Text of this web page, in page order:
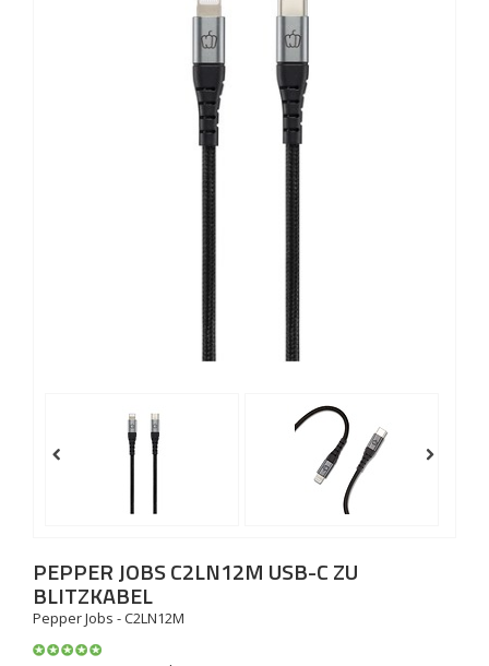
PEPPER JOBSC2LN12M USB-C ZU
BLITZKABEL
Pepper Jobs - C2LN12M